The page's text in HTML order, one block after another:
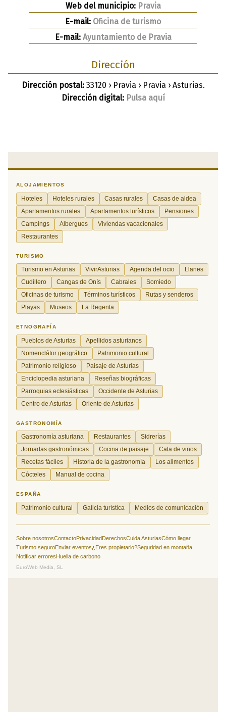
Web del municipio: Pravia
E-mail: Oficina de turismo
E-mail: Ayuntamiento de Pravia
Dirección
Dirección postal:33120 › Pravia › Pravia › Asturias.
Dirección digital: Pulsa aquí